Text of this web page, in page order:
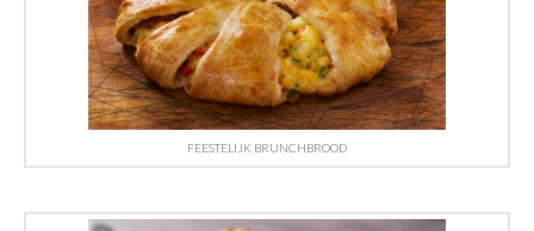
FEESTELIJK BRUNCHBROOD